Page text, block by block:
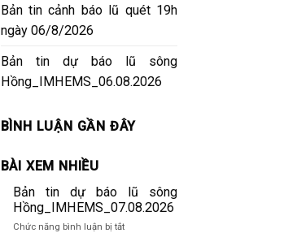
Bản tin cảnh báo lũ quét 19h
ngày 06/8/2026
Bản tin dự báo lũ sông
Hồng_IMHEMS_06.08.2026
BÌNH LUẬN GẦN ĐÂY
BÀI XEM NHIỀU
Bản tin dự báo lũ sông
Hồng_IMHEMS_07.08.2026
Chức năng bình luận bị tắtở